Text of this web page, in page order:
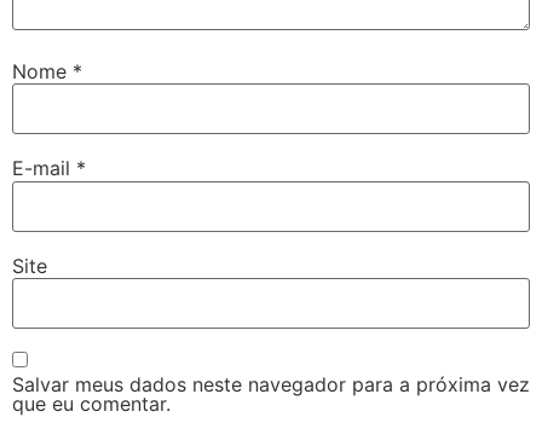
Nome *
E-mail *
Site
Salvar meus dados neste navegador para a próxima vez
que eu comentar.